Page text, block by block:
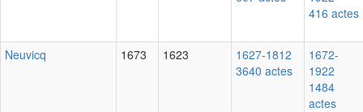
416 actes
Neuvicq 1673 1623
1627-1812
3640 actes
1672-
1922
1484
actes